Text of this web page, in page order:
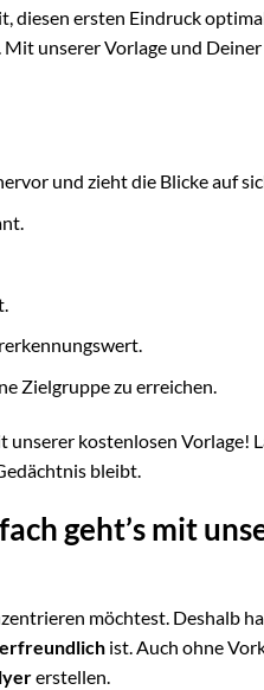
diesen ersten Eindruck
Mit unserer Vorlage und
und zieht die Blicke auf
Zielgruppe zu erreichen.
unserer kostenlosen Vorlage!
bleibt.
geht’s mit
möchtest. Deshalb
ist. Auch ohne
erstellen.